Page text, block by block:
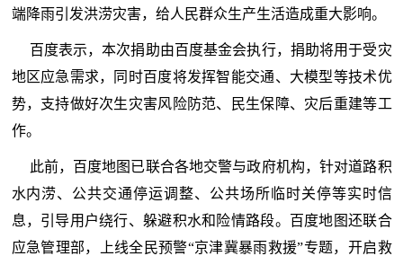
端降雨引发洪涝灾害，给人民群众生产生活造成重大影响。
百度表示，本次捐助由百度基金会执行，捐助将用于受灾
地区应急需求，同时百度将发挥智能交通、大模型等技术优
势，支持做好次生灾害风险防范、民生保障、灾后重建等工
作。
此前，百度地图已联合各地交警与政府机构，针对道路积
水内涝、公共交通停运调整、公共场所临时关停等实时信
息，引导用户绕行、躲避积水和险情路段。百度地图还联合
应急管理部，上线全民预警“京津冀暴雨救援”专题，开启救